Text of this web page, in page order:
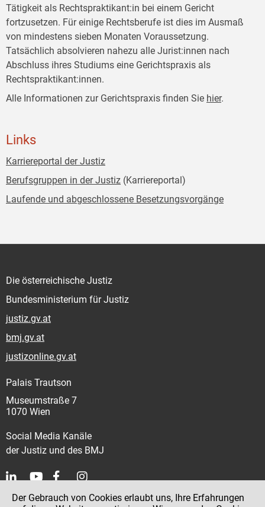
Tätigkeit als Rechtspraktikant:in bei einem Gericht
fortzusetzen. Für einige Rechtsberufe ist dies im Ausmaß
von mindestens sieben Monaten Voraussetzung.
Tatsächlich absolvieren nahezu alle Jurist:innen nach
Abschluss ihres Studiums eine Gerichtspraxis als
Rechtspraktikant:innen.
Alle Informationen zur Gerichtspraxis finden Sie hier.
Links
Karriereportal der Justiz
Berufsgruppen in der Justiz (Karriereportal)
Laufende und abgeschlossene Besetzungsvorgänge
Die österreichische Justiz
Bundesministerium für Justiz
justiz.gv.at
bmj.gv.at
justizonline.gv.at
Palais Trautson
Museumstraße 7
1070 Wien
Social Media Kanäle
der Justiz und des BMJ
Kontakt
Der Gebrauch von Cookies erlaubt uns, Ihre Erfahrungen